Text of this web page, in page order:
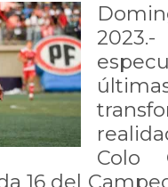
Colo
16 del